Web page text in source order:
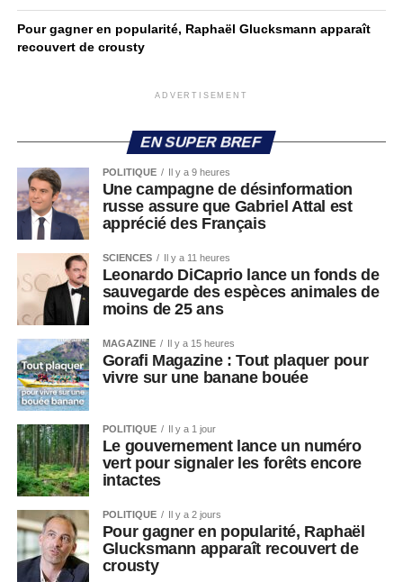
Pour gagner en popularité, Raphaël Glucksmann apparaît
recouvert de crousty
ADVERTISEMENT
EN SUPER BREF
POLITIQUE Il y a 9 heures
Une campagne de désinformation
russe assure que Gabriel Attal est
apprécié des Français
SCIENCES Il y a 11 heures
Leonardo DiCaprio lance un fonds de
sauvegarde des espèces animales de
moins de 25 ans
MAGAZINE Il y a 15 heures
Gorafi Magazine : Tout plaquer pour
vivre sur une banane bouée
POLITIQUE Il y a 1 jour
Le gouvernement lance un numéro
vert pour signaler les forêts encore
intactes
POLITIQUE Il y a 2 jours
Pour gagner en popularité, Raphaël
Glucksmann apparaît recouvert de
crousty